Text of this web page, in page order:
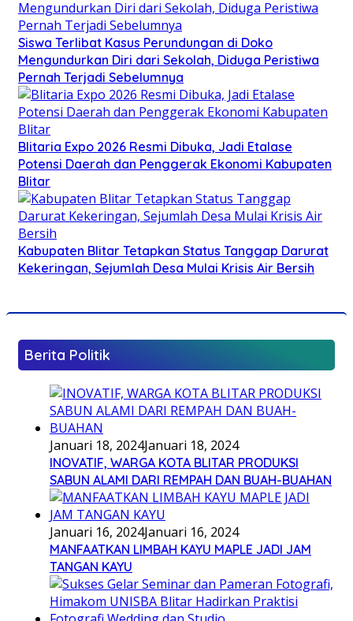
Siswa Terlibat Kasus Perundungan di Doko
Mengundurkan Diri dari Sekolah, Diduga Peristiwa
Pernah Terjadi Sebelumnya
Blitaria Expo 2026 Resmi Dibuka, Jadi Etalase
Potensi Daerah dan Penggerak Ekonomi Kabupaten
Blitar
Kabupaten Blitar Tetapkan Status Tanggap Darurat
Kekeringan, Sejumlah Desa Mulai Krisis Air Bersih
Berita Politik
Januari 18, 2024Januari 18, 2024
INOVATIF, WARGA KOTA BLITAR PRODUKSI
SABUN ALAMI DARI REMPAH DAN BUAH-BUAHAN
Januari 16, 2024Januari 16, 2024
MANFAATKAN LIMBAH KAYU MAPLE JADI JAM
TANGAN KAYU